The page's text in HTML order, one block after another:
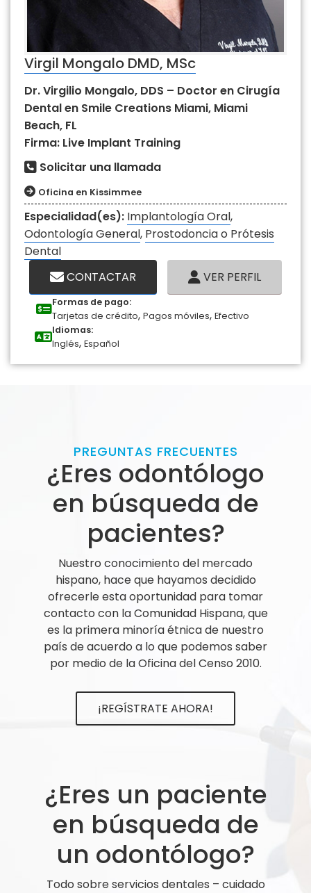
Virgil Mongalo DMD, MSc
Dr. Virgilio Mongalo, DDS – Doctor en Cirugía
Dental en Smile Creations Miami, Miami
Beach, FL
Firma: Live Implant Training
Solicitar una llamada
Oficina en Kissimmee
Especialidad(es): Implantología Oral,
Odontología General, Prostodoncia o Prótesis
Dental
CONTACTAR
VER PERFIL
Formas de pago:
Tarjetas de crédito, Pagos móviles, Efectivo
Idiomas:
Inglés, Español
PREGUNTAS FRECUENTES
¿Eres odontólogo
en búsqueda de
pacientes?
Nuestro conocimiento del mercado
hispano, hace que hayamos decidido
ofrecerle esta oportunidad para tomar
contacto con la Comunidad Hispana, que
es la primera minoría étnica de nuestro
país de acuerdo a lo que podemos saber
por medio de la Oficina del Censo 2010.
¡REGÍSTRATE AHORA!
¿Eres un paciente
en búsqueda de
un odontólogo?
Todo sobre servicios dentales – cuidado